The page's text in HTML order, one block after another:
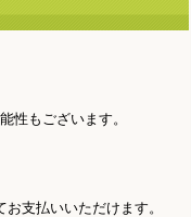
性もございます。
支払いいただけます。